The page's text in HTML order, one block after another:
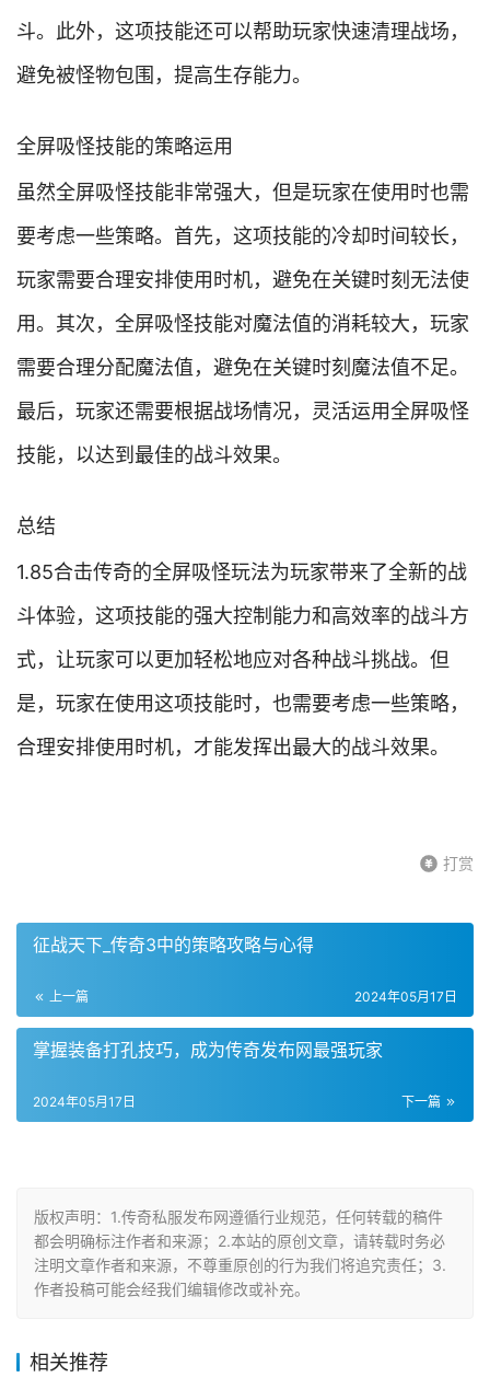
斗。此外，这项技能还可以帮助玩家快速清理战场，
避免被怪物包围，提高生存能力。
全屏吸怪技能的策略运用
虽然全屏吸怪技能非常强大，但是玩家在使用时也需
要考虑一些策略。首先，这项技能的冷却时间较长，
玩家需要合理安排使用时机，避免在关键时刻无法使
用。其次，全屏吸怪技能对魔法值的消耗较大，玩家
需要合理分配魔法值，避免在关键时刻魔法值不足。
最后，玩家还需要根据战场情况，灵活运用全屏吸怪
技能，以达到最佳的战斗效果。
总结
1.85合击传奇的全屏吸怪玩法为玩家带来了全新的战
斗体验，这项技能的强大控制能力和高效率的战斗方
式，让玩家可以更加轻松地应对各种战斗挑战。但
是，玩家在使用这项技能时，也需要考虑一些策略，
合理安排使用时机，才能发挥出最大的战斗效果。
打赏
征战天下_传奇3中的策略攻略与心得
上一篇 2024年05月17日
掌握装备打孔技巧，成为传奇发布网最强玩家
下一篇
2024年05月17日
版权声明：1.传奇私服发布网遵循行业规范，任何转载的稿件
都会明确标注作者和来源；2.本站的原创文章，请转载时务必
注明文章作者和来源，不尊重原创的行为我们将追究责任；3.
作者投稿可能会经我们编辑修改或补充。
相关推荐